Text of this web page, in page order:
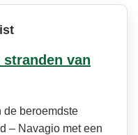
stranden van
de beroemdste
– Navagio met een